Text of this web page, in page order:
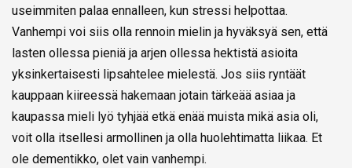
useimmiten palaa ennalleen, kun stressi helpottaa.
Vanhempi voi siis olla rennoin mielin ja hyväksyä sen, että
lasten ollessa pieniä ja arjen ollessa hektistä asioita
yksinkertaisesti lipsahtelee mielestä. Jos siis ryntäät
kauppaan kiireessä hakemaan jotain tärkeää asiaa ja
kaupassa mieli lyö tyhjää etkä enää muista mikä asia oli,
voit olla itsellesi armollinen ja olla huolehtimatta liikaa. Et
ole dementikko, olet vain vanhempi.